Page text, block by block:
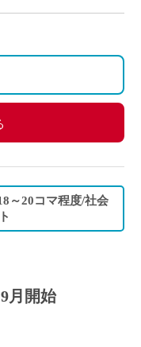
初月の給与は日割計
～20コマ程度/社会
月開始